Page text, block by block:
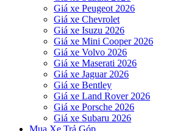
Giá xe Peugeot 2026
Giá xe Chevrolet
Giá xe Isuzu 2026
Giá xe Mini Cooper 2026
Giá xe Volvo 2026
Giá xe Maserati 2026
Giá xe Jaguar 2026
Giá xe Bentley
Giá xe Land Rover 2026
Giá xe Porsche 2026
Giá xe Subaru 2026
Mua Xe Trả Góp